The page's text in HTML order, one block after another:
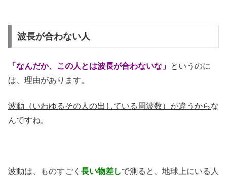
波長が合わない人
「なんだか、この人とは波長が合わないな」 というのに
は、理由があります。
波動（いわゆるその人の出している周波数）が違うからな
んですね。
波動は、ものすごく 長い物差しで測ると、地球上にいる人